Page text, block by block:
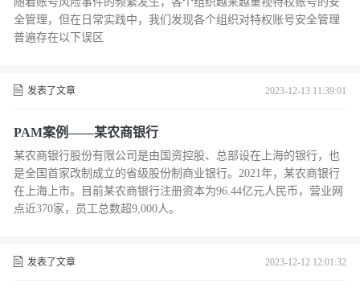
全管理，但在日常实践中，我们发现各个组织对特权账号安全管理
普遍存在以下误区
发表了文章 2023-12-13 11:39:01
PAM案例——某农商银行
某农商银行股份有限公司是由国资控股、总部设在上海的银行，也
是全国首家改制成立的省级股份制商业银行。2021年，某农商银行
在上海上市。目前某农商银行注册资本为96.44亿元人民币，营业网
点近370家，员工总数超9,000人。
发表了文章 2023-12-12 12:01:32